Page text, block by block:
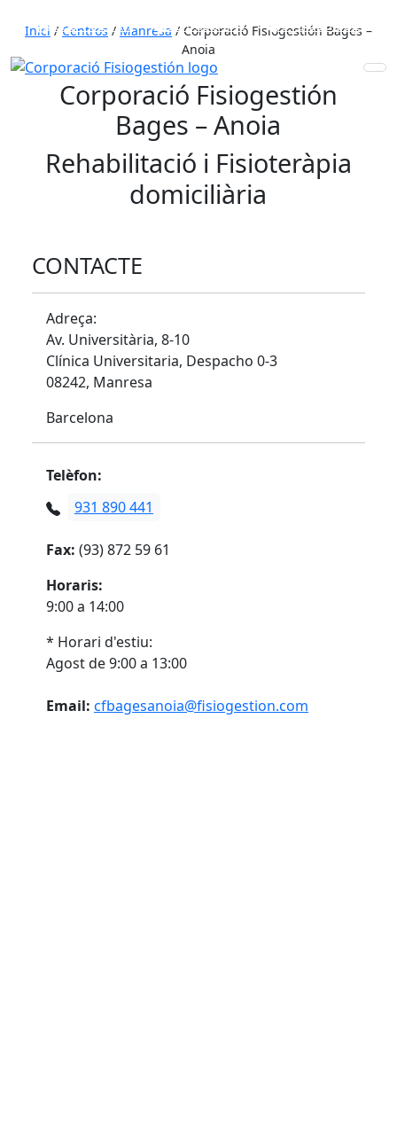
653 772 111 931 890 441 910 820 032
Inici / Centros / Manresa / Corporació Fisiogestión Bages –
Anoia
Corporació Fisiogestión
Bages – Anoia
Rehabilitació i Fisioteràpia
domiciliària
CONTACTE
Adreça:
Av. Universitària, 8-10
Clínica Universitaria, Despacho 0-3
08242, Manresa
Barcelona
Telèfon:
931 890 441
Fax: (93) 872 59 61
Horaris:
9:00 a 14:00
* Horari d'estiu:
Agost de 9:00 a 13:00
Email: cfbagesanoia@fisiogestion.com